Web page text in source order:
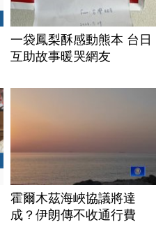
一袋鳳梨酥感動熊本 台日
互助故事暖哭網友
霍爾木茲海峽協議將達
成？伊朗傳不收通行費